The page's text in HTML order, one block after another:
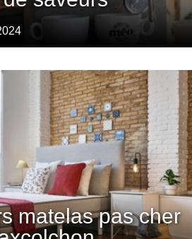
matelas pas cher